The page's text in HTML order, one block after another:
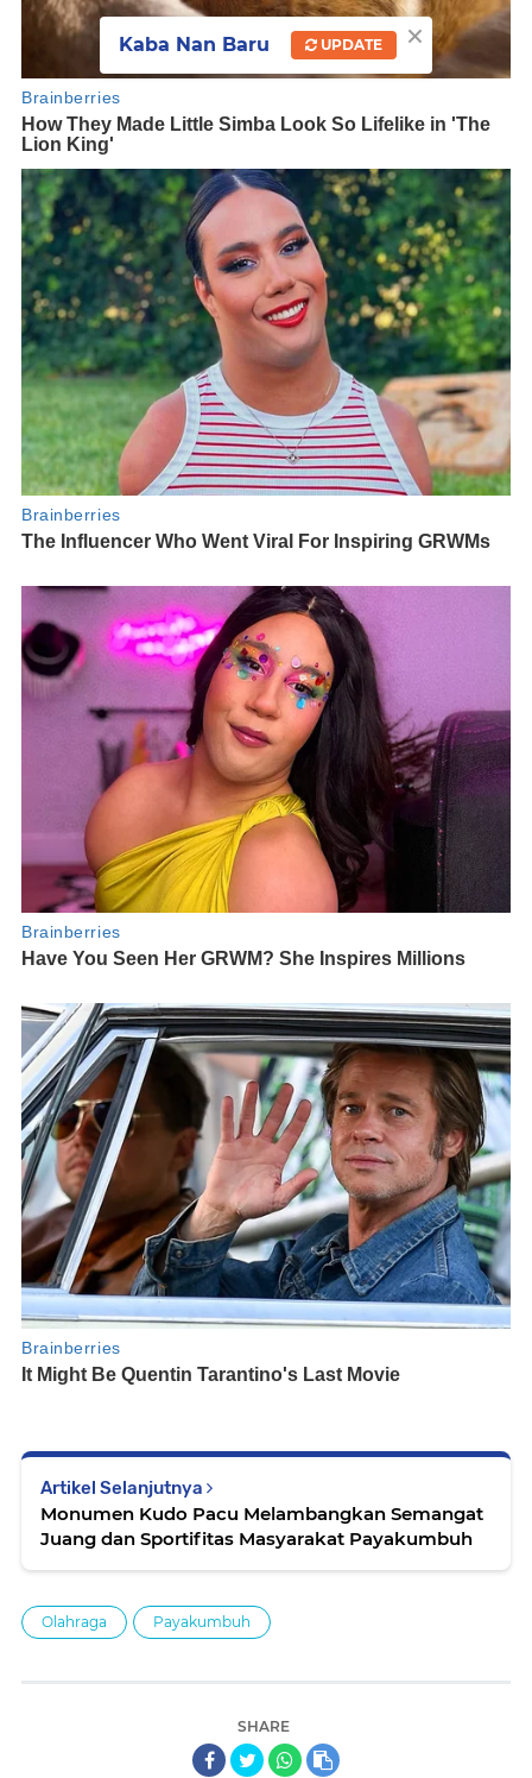
Artikel Selanjutnya
Monumen Kudo Pacu Melambangkan Semangat
Juang dan Sportifitas Masyarakat Payakumbuh
Olahraga Payakumbuh
SHARE
×
Kaba Nan Baru UPDATE